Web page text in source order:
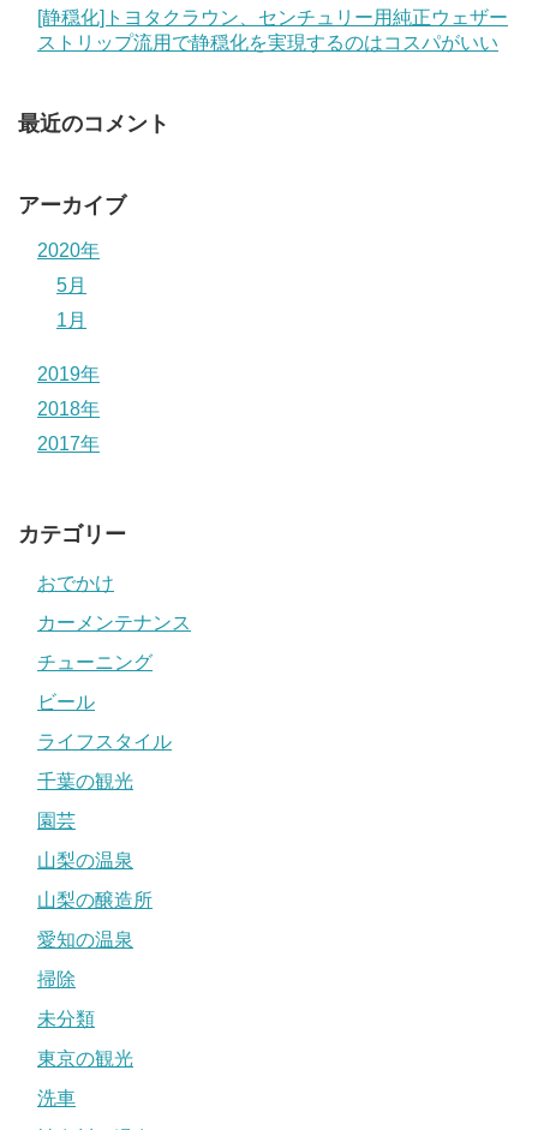
[静穏化]トヨタクラウン、センチュリー用純正ウェザー
ストリップ流用で静穏化を実現するのはコスパがいい
最近のコメント
アーカイブ
2020年
5月
1月
2019年
2018年
2017年
カテゴリー
おでかけ
カーメンテナンス
チューニング
ビール
ライフスタイル
千葉の観光
園芸
山梨の温泉
山梨の醸造所
愛知の温泉
掃除
未分類
東京の観光
洗車